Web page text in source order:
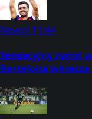
Newsy 11:44
Sensacyjny zwrot
Barcelona